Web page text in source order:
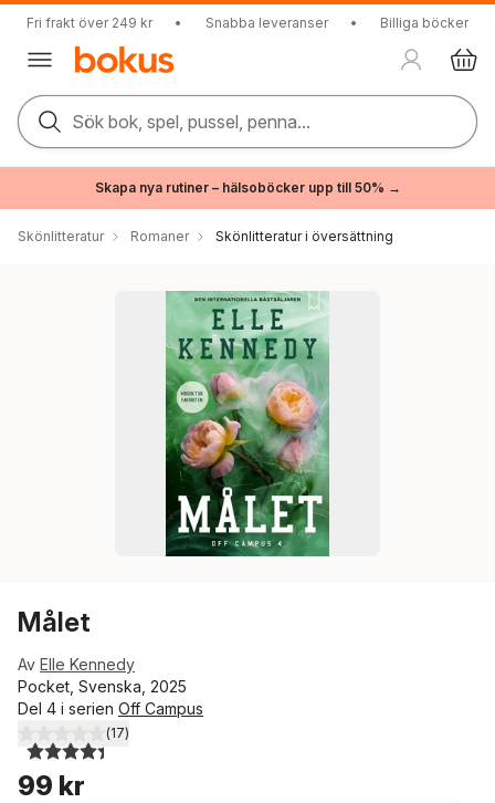
Fri frakt över 249 kr • Snabba leveranser • Billiga böcker
Sök bok, spel, pussel, penna...
Skapa nya rutiner – hälsoböcker upp till 50% →
Skönlitteratur Romaner Skönlitteratur i översättning
Målet
Av Elle Kennedy
Pocket, Svenska, 2025
Del 4 i serien Off Campus
4,4utav 5 stjärnor. Totalt antal röster:
(17)
99 kr